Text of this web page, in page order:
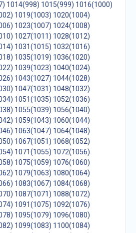
1014(998) 1015(999) 1016(1000)
1019(1003) 1020(1004)
1023(1007) 1024(1008)
1027(1011) 1028(1012)
1031(1015) 1032(1016)
1035(1019) 1036(1020)
1039(1023) 1040(1024)
1043(1027) 1044(1028)
1047(1031) 1048(1032)
1051(1035) 1052(1036)
1055(1039) 1056(1040)
1059(1043) 1060(1044)
1063(1047) 1064(1048)
1067(1051) 1068(1052)
1071(1055) 1072(1056)
1075(1059) 1076(1060)
1079(1063) 1080(1064)
1083(1067) 1084(1068)
1087(1071) 1088(1072)
1091(1075) 1092(1076)
1095(1079) 1096(1080)
1099(1083) 1100(1084)